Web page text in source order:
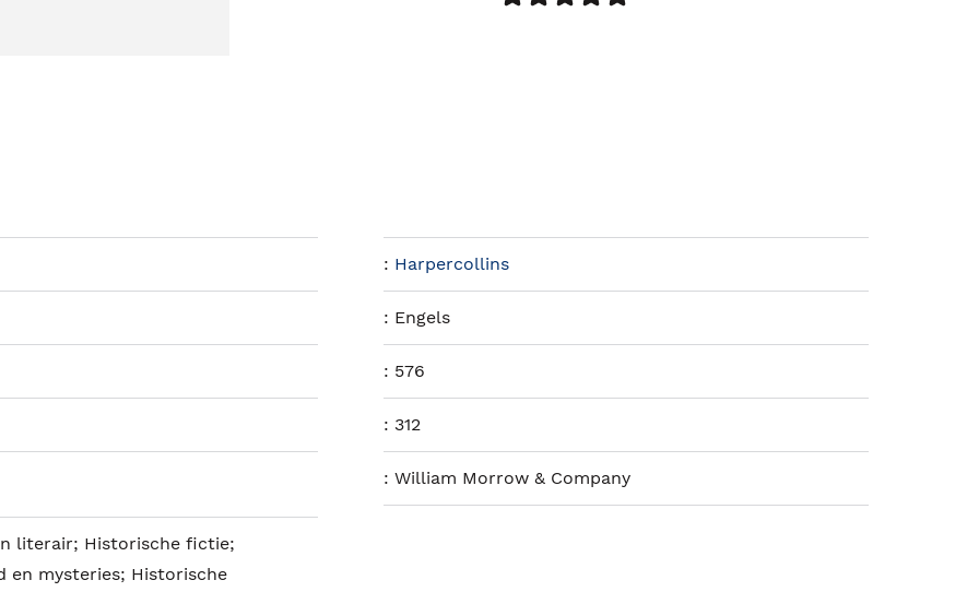
: Harpercollins
: Engels
: 576
:312
:William Morrow & Company
literair; Historische fictie;
en mysteries; Historische